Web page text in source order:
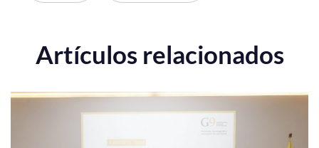
Artículos relacionados